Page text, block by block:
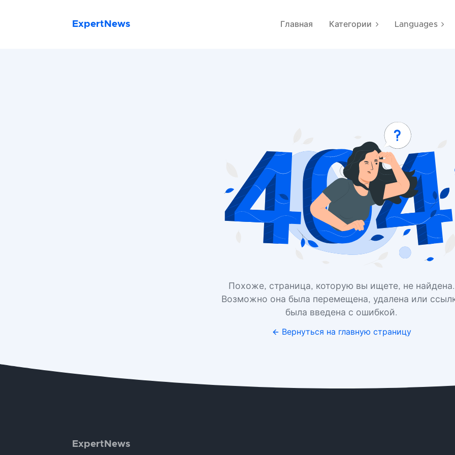
ExpertNews Главная Категории Languages
Похоже, страница, которую вы ищете, не найдена.
Возможно она была перемещена, удалена или
была введена с ошибкой.
Вернуться на главную страницу
ExpertNews